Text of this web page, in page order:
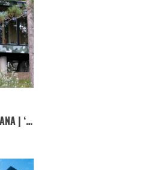
ESCAPE DE FIM-DE-SEMANA | ‘DON’T LET ME BE LONELY’